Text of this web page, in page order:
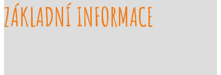
ZÁKLADNÍ INFORMACE